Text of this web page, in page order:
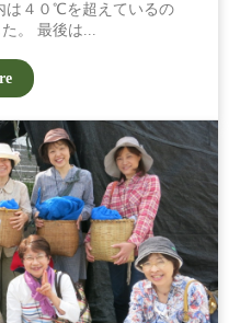
は４０℃を超えているの
。 最後は...